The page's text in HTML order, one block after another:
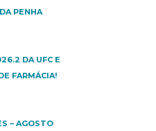
PENHA
DA UFC E
FARMÁCIA!
– AGOSTO